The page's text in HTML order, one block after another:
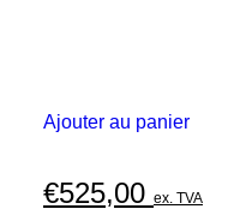
Ajouter au panier
€525,00 ex. TVA